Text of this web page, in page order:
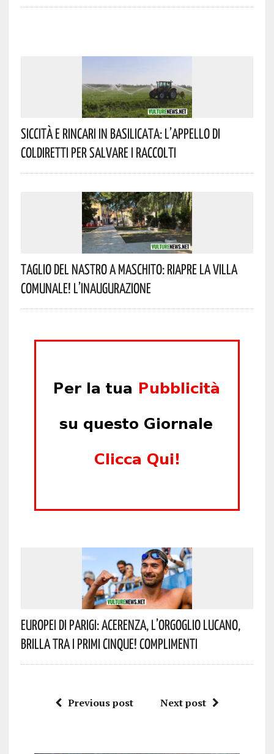
Siccità E Rincari In Basilicata: L’appello Di
Coldiretti Per Salvare I Raccolti
Taglio Del Nastro A Maschito: Riapre La Villa
Comunale! L’inaugurazione
Europei Di Parigi: Acerenza, L’orgoglio Lucano,
Brilla Tra I Primi Cinque! Complimenti
Previous post Next post